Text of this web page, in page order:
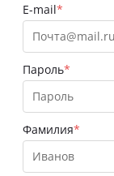
E-mail
Пароль
Фамилия